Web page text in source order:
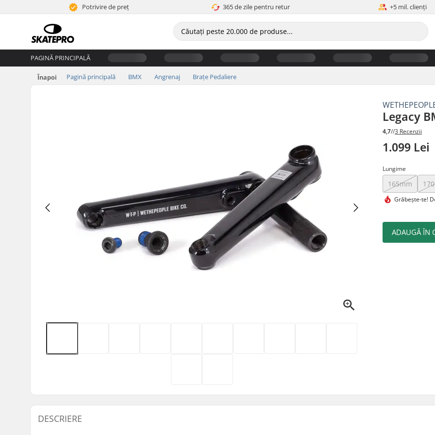
Potrivire de preț 365 de zile pentru retur +5 mil. clienți
PAGINĂ PRINCIPALĂ
Înapoi Pagină principală BMX Angrenaj Brațe Pedaliere
Legacy
4,7//3 Recenzii
1.099 Lei
Lungime
165mm
Grăbește-te!
ADAUGĂ ÎN
DESCRIERE